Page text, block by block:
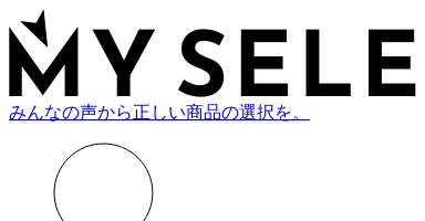
みんなの声から正しい商品の選択を。